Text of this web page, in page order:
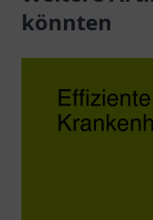
Unterstützung im
könnten